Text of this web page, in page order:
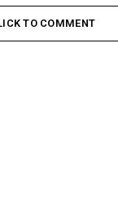
TO COMMENT